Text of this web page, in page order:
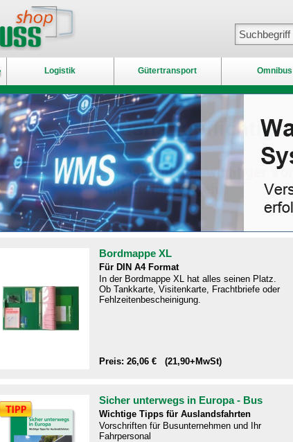
Logistik Gütertransport Omnibus
Bordmappe XL
Für DIN A4 Format
In der Bordmappe XL hat alles seinen Platz.
Ob Tankkarte, Visitenkarte, Frachtbriefe oder
Fehlzeitenbescheinigung.
Preis: 26,06 € (21,90+MwSt)
Sicher unterwegs in Europa - Bus
Wichtige Tipps für Auslandsfahrten
Vorschriften für Busunternehmen und Ihr
Fahrpersonal